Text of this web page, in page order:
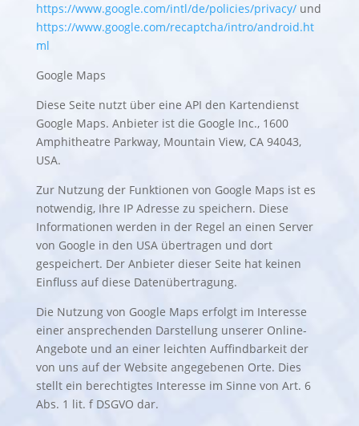
https://www.google.com/intl/de/policies/privacy/und
https://www.google.com/recaptcha/intro/android.ht
ml
Google Maps
Diese Seite nutzt über eine API den Kartendienst
Google Maps. Anbieter ist die Google Inc., 1600
Amphitheatre Parkway, Mountain View, CA 94043,
USA.
Zur Nutzung der Funktionen von Google Maps ist es
notwendig, Ihre IP Adresse zu speichern. Diese
Informationen werden in der Regel an einen Server
von Google in den USA übertragen und dort
gespeichert. Der Anbieter dieser Seite hat keinen
Einfluss auf diese Datenübertragung.
Die Nutzung von Google Maps erfolgt im Interesse
einer ansprechenden Darstellung unserer Online-
Angebote und an einer leichten Auffindbarkeit der
von uns auf der Website angegebenen Orte. Dies
stellt ein berechtigtes Interesse im Sinne von Art. 6
Abs. 1 lit. f DSGVO dar.